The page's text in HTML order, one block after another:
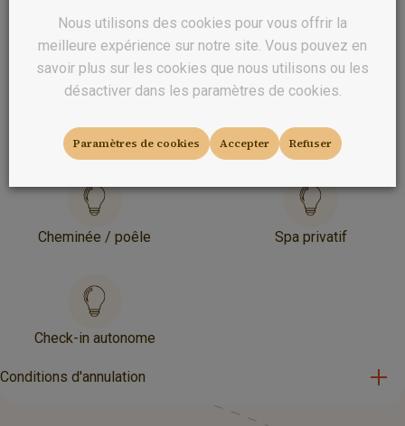
Réservé aux adultes Parking privé
Cheminée / poêle Spa privatif
Check-in autonome
Conditions d'annulation
Nous utilisons des cookies pour vous offrir la
meilleure expérience sur notre site. Vous pouvez en
savoir plus sur les cookies que nous utilisons ou les
désactiver dans les paramètres de cookies.
Paramètres de cookies Accepter Refuser